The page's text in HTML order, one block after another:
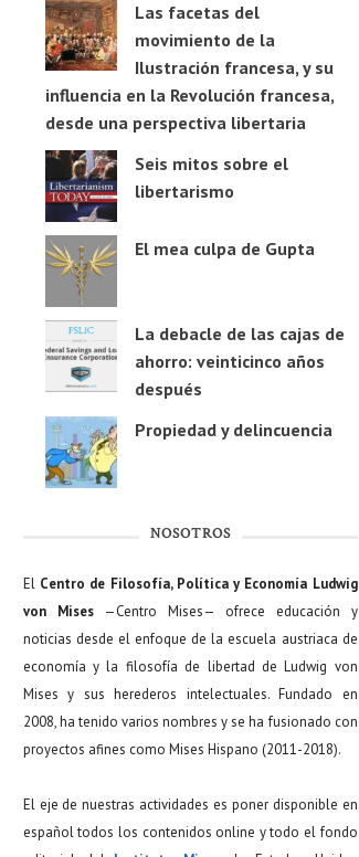
Las facetas del
movimiento de la
Ilustración francesa, y su
influencia en la Revolución francesa,
desde una perspectiva libertaria
Seis mitos sobre el
libertarismo
El mea culpa de Gupta
La debacle de las cajas de
ahorro: veinticinco años
después
Propiedad y delincuencia
NOSOTROS
El Centro de Filosofía, Política y Economía Ludwig
von Mises—Centro Mises— ofrece educación y
noticias desde el enfoque de la escuela austriaca de
economía y la filosofía de libertad de Ludwig von
Mises y sus herederos intelectuales. Fundado en
2008, ha tenido varios nombres y se ha fusionado con
proyectos afines como Mises Hispano (2011-2018).
El eje de nuestras actividades es poner disponible en
español todos los contenidos online y todo el fondo